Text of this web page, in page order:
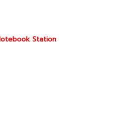
Station